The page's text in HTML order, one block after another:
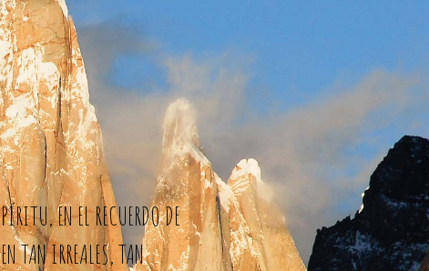
EN EL RECUERDO DE
TAN IRREALES, TAN